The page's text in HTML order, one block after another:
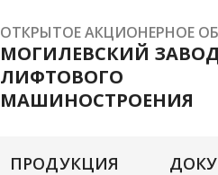
ОТКРЫТОЕ АКЦИОНЕРНОЕ
МОГИЛЕВСКИЙ
ЛИФТОВОГО
МАШИНОСТРОЕНИЯ
ПРОДУКЦИЯ